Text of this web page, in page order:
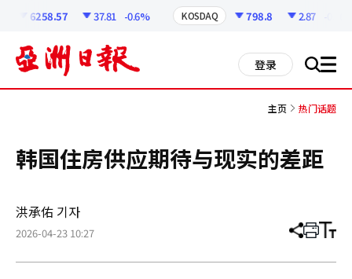
6258.57 37.81 -0.6% KOSDAQ 798.8 2.87
登录 搜 all
主页 热门话题
韩国住房供应期待与现实的差距
洪承佑 기자
2026-04-23 10:27 分
章
打 调
小